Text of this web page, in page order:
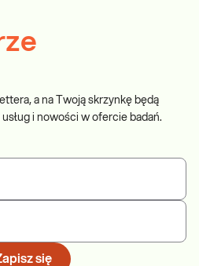
a na Twoją skrzynkę będą
i nowości w ofercie badań.
się